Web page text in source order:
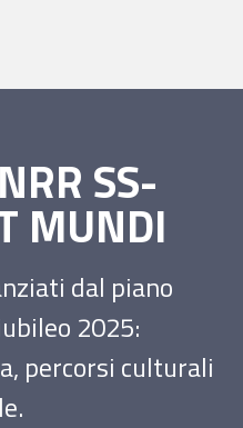
SS-
MUNDI
dal piano
2025:
percorsi culturali